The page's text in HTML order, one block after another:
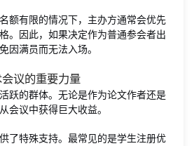
额有限的情况下，主办方通常会优先
。因此，如果决定作为普通参会者出
因满员而无法入场。
议的重要力量
跃的群体。无论是作为论文作者还是
会议中获得巨大收益。
了特殊支持。最常见的是学生注册优